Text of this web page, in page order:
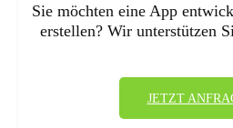
Sie möchten eine App
erstellen? Wir unterstützen
JETZT